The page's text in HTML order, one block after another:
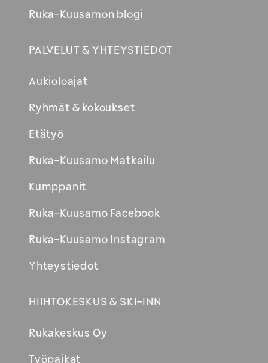
Ruka-Kuusamon blogi
PALVELUT & YHTEYSTIEDOT
Aukioloajat
Ryhmät & kokoukset
Etätyö
Ruka-Kuusamo Matkailu
Kumppanit
Ruka-Kuusamo Facebook
Ruka-Kuusamo Instagram
Yhteystiedot
HIIHTOKESKUS & SKI-INN
Rukakeskus Oy
Työpaikat